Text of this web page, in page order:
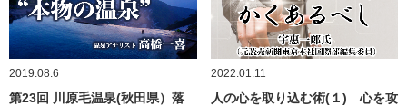
2019.08.6
第23回 川原毛温泉(秋田県）落
2022.01.11
人の心を取り込む術(１) 心を攻